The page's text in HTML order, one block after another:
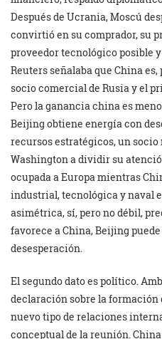
Después de Ucrania, Moscú
convirtió en su comprador, su
proveedor tecnológico posible
Reuters señalaba que China
socio comercial de Rusia y el
Pero la ganancia china es
Beijing obtiene energía con
recursos estratégicos, un
Washington a dividir su
ocupada a Europa mientras
industrial, tecnológica y naval
asimétrica, sí, pero no débil,
favorece a China, Beijing
desesperación.
El segundo dato es político.
declaración sobre la
nuevo tipo de relaciones
conceptual de la reunión.